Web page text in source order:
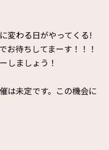
変わる日がやってくる!
お待ちしてまーす！！！
しましょう！
は未定です。この機会に